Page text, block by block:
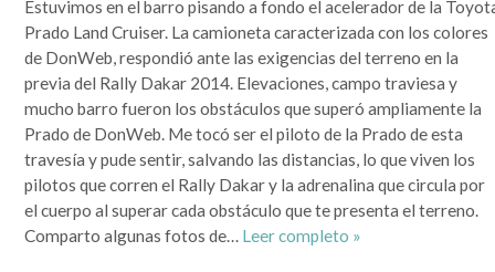
que se lo mire, era un mundo más sencillo y más redondo, donde todo quedaba lejos y la demora en
la llegada de la información era grande. Por si fuera poco, hasta mis...
SEGUIME
Estuvimos en el barro pisando a fondo el acelerador de la
Prado Land Cruiser. La camioneta caracterizada con los colores
de DonWeb, respondió ante las exigencias del terreno en la
previa del Rally Dakar 2014. Elevaciones, campo traviesa y
mucho barro fueron los obstáculos que superó ampliamente la
Prado de DonWeb. Me tocó ser el piloto de la Prado de esta
travesía y pude sentir, salvando las distancias, lo que viven los
pilotos que corren el Rally Dakar y la adrenalina que circula por
el cuerpo al superar cada obstáculo que te presenta el terreno.
Comparto algunas fotos de… Leer completo »